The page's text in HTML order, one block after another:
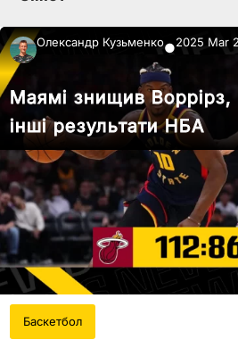
Олександр Кузьменко●2025 Mar
Маямі знищив
інші результати НБА
Баскетбол